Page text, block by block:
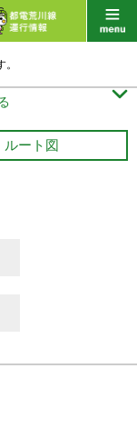

ルート図